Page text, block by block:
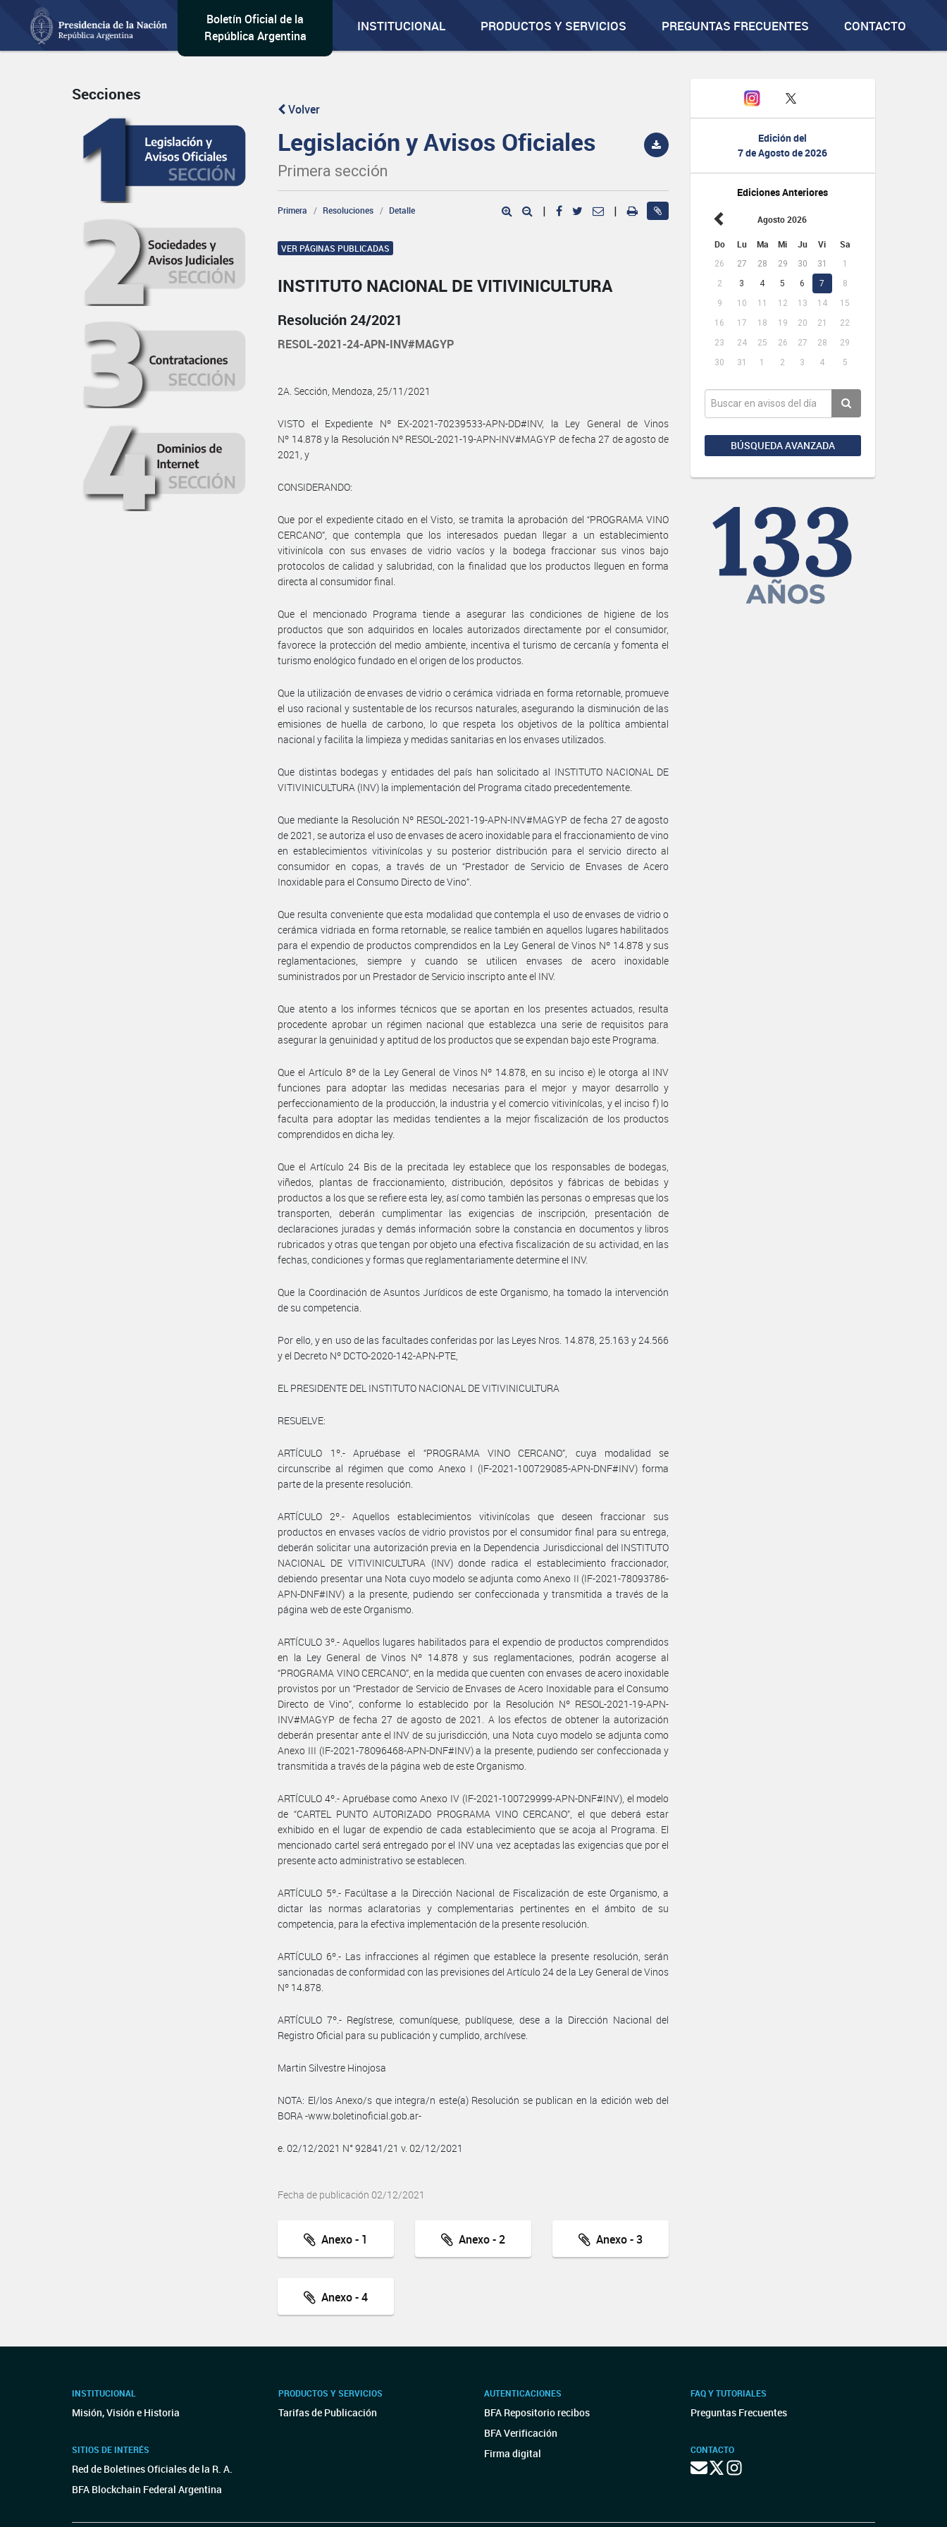
Boletín Oficial de la
República Argentina
INSTITUCIONAL PRODUCTOS Y SERVICIOS PREGUNTAS FRECUENTES CONTACTO
Edición del
7 de Agosto de 2026
Ediciones Anteriores
Agosto 2026
Do Lu Ma Mi Ju Vi Sa
26 27 28 29 30 31
1
2
3 4 5 6 7
8
9
10 11 12 13 14
15
16
17 18 19 20 21
22
23
24 25 26 27 28
29
30
31 1 2 3 4 5
BÚSQUEDA AVANZADA
Secciones
Volver
Legislación y Avisos Oficiales
Primera sección
Primera Resoluciones Detalle | |
VER PÁGINAS PUBLICADAS
INSTITUTO NACIONAL DE VITIVINICULTURA
Resolución 24/2021
RESOL-2021-24-APN-INV#MAGYP
2A. Sección, Mendoza, 25/11/2021
VISTO el Expediente Nº EX-2021-70239533-APN-DD#INV, la Ley General de Vinos
Nº 14.878 y la Resolución Nº RESOL-2021-19-APN-INV#MAGYP de fecha 27 de agosto de
2021, y
CONSIDERANDO:
Que por el expediente citado en el Visto, se tramita la aprobación del “PROGRAMA VINO
CERCANO”, que contempla que los interesados puedan llegar a un establecimiento
vitivinícola con sus envases de vidrio vacíos y la bodega fraccionar sus vinos bajo
protocolos de calidad y salubridad, con la finalidad que los productos lleguen en forma
directa al consumidor final.
Que el mencionado Programa tiende a asegurar las condiciones de higiene de los
productos que son adquiridos en locales autorizados directamente por el consumidor,
favorece la protección del medio ambiente, incentiva el turismo de cercanía y fomenta el
turismo enológico fundado en el origen de los productos.
Que la utilización de envases de vidrio o cerámica vidriada en forma retornable, promueve
el uso racional y sustentable de los recursos naturales, asegurando la disminución de las
emisiones de huella de carbono, lo que respeta los objetivos de la política ambiental
nacional y facilita la limpieza y medidas sanitarias en los envases utilizados.
Que distintas bodegas y entidades del país han solicitado al INSTITUTO NACIONAL DE
VITIVINICULTURA (INV) la implementación del Programa citado precedentemente.
Que mediante la Resolución Nº RESOL-2021-19-APN-INV#MAGYP de fecha 27 de agosto
de 2021, se autoriza el uso de envases de acero inoxidable para el fraccionamiento de vino
en establecimientos vitivinícolas y su posterior distribución para el servicio directo al
consumidor en copas, a través de un “Prestador de Servicio de Envases de Acero
Inoxidable para el Consumo Directo de Vino”.
Que resulta conveniente que esta modalidad que contempla el uso de envases de vidrio o
cerámica vidriada en forma retornable, se realice también en aquellos lugares habilitados
para el expendio de productos comprendidos en la Ley General de Vinos Nº 14.878 y sus
reglamentaciones, siempre y cuando se utilicen envases de acero inoxidable
suministrados por un Prestador de Servicio inscripto ante el INV.
Que atento a los informes técnicos que se aportan en los presentes actuados, resulta
procedente aprobar un régimen nacional que establezca una serie de requisitos para
asegurar la genuinidad y aptitud de los productos que se expendan bajo este Programa.
Que el Artículo 8º de la Ley General de Vinos Nº 14.878, en su inciso e) le otorga al INV
funciones para adoptar las medidas necesarias para el mejor y mayor desarrollo y
perfeccionamiento de la producción, la industria y el comercio vitivinícolas, y el inciso f) lo
faculta para adoptar las medidas tendientes a la mejor fiscalización de los productos
comprendidos en dicha ley.
Que el Artículo 24 Bis de la precitada ley establece que los responsables de bodegas,
viñedos, plantas de fraccionamiento, distribución, depósitos y fábricas de bebidas y
productos a los que se refiere esta ley, así como también las personas o empresas que los
transporten, deberán cumplimentar las exigencias de inscripción, presentación de
declaraciones juradas y demás información sobre la constancia en documentos y libros
rubricados y otras que tengan por objeto una efectiva fiscalización de su actividad, en las
fechas, condiciones y formas que reglamentariamente determine el INV.
Que la Coordinación de Asuntos Jurídicos de este Organismo, ha tomado la intervención
de su competencia.
Por ello, y en uso de las facultades conferidas por las Leyes Nros. 14.878, 25.163 y 24.566
y el Decreto Nº DCTO-2020-142-APN-PTE,
EL PRESIDENTE DEL INSTITUTO NACIONAL DE VITIVINICULTURA
RESUELVE:
ARTÍCULO 1º.- Apruébase el “PROGRAMA VINO CERCANO”, cuya modalidad se
circunscribe al régimen que como Anexo I (IF-2021-100729085-APN-DNF#INV) forma
parte de la presente resolución.
ARTÍCULO 2º.- Aquellos establecimientos vitivinícolas que deseen fraccionar sus
productos en envases vacíos de vidrio provistos por el consumidor final para su entrega,
deberán solicitar una autorización previa en la Dependencia Jurisdiccional del INSTITUTO
NACIONAL DE VITIVINICULTURA (INV) donde radica el establecimiento fraccionador,
debiendo presentar una Nota cuyo modelo se adjunta como Anexo II (IF-2021-78093786-
APN-DNF#INV) a la presente, pudiendo ser confeccionada y transmitida a través de la
página web de este Organismo.
ARTÍCULO 3º.- Aquellos lugares habilitados para el expendio de productos comprendidos
en la Ley General de Vinos Nº 14.878 y sus reglamentaciones, podrán acogerse al
“PROGRAMA VINO CERCANO”, en la medida que cuenten con envases de acero inoxidable
provistos por un “Prestador de Servicio de Envases de Acero Inoxidable para el Consumo
Directo de Vino”, conforme lo establecido por la Resolución Nº RESOL-2021-19-APN-
INV#MAGYP de fecha 27 de agosto de 2021. A los efectos de obtener la autorización
deberán presentar ante el INV de su jurisdicción, una Nota cuyo modelo se adjunta como
Anexo III (IF-2021-78096468-APN-DNF#INV) a la presente, pudiendo ser confeccionada y
transmitida a través de la página web de este Organismo.
ARTÍCULO 4º.- Apruébase como Anexo IV (IF-2021-100729999-APN-DNF#INV), el modelo
de “CARTEL PUNTO AUTORIZADO PROGRAMA VINO CERCANO”, el que deberá estar
exhibido en el lugar de expendio de cada establecimiento que se acoja al Programa. El
mencionado cartel será entregado por el INV una vez aceptadas las exigencias que por el
presente acto administrativo se establecen.
ARTÍCULO 5º.- Facúltase a la Dirección Nacional de Fiscalización de este Organismo, a
dictar las normas aclaratorias y complementarias pertinentes en el ámbito de su
competencia, para la efectiva implementación de la presente resolución.
ARTÍCULO 6º.- Las infracciones al régimen que establece la presente resolución, serán
sancionadas de conformidad con las previsiones del Artículo 24 de la Ley General de Vinos
Nº 14.878.
ARTÍCULO 7º.- Regístrese, comuníquese, publíquese, dese a la Dirección Nacional del
Registro Oficial para su publicación y cumplido, archívese.
Martin Silvestre Hinojosa
NOTA: El/los Anexo/s que integra/n este(a) Resolución se publican en la edición web del
BORA -www.boletinoficial.gob.ar-
e. 02/12/2021 N° 92841/21 v. 02/12/2021
Fecha de publicación 02/12/2021
Anexo - 1 Anexo - 2 Anexo - 3
Anexo - 4
INSTITUCIONAL
Misión, Visión e Historia
SITIOS DE INTERÉS
Red de Boletines Oficiales de la R. A.
BFA Blockchain Federal Argentina
PRODUCTOS Y SERVICIOS
Tarifas de Publicación
AUTENTICACIONES
BFA Repositorio recibos
BFA Verificación
Firma digital
FAQ Y TUTORIALES
Preguntas Frecuentes
CONTACTO